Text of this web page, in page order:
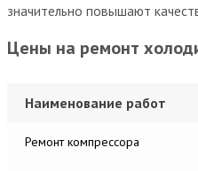
значительно повышают
Цены на ремонт
Наименование работ
Ремонт компрессора